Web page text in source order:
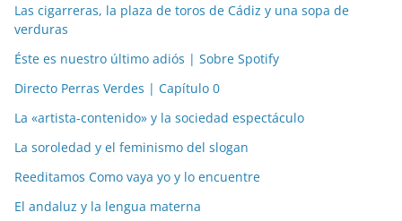
Las cigarreras, la plaza de toros de Cádiz y una sopa de
verduras
Éste es nuestro último adiós | Sobre Spotify
Directo Perras Verdes | Capítulo 0
La «artista-contenido» y la sociedad espectáculo
La soroledad y el feminismo del slogan
Reeditamos Como vaya yo y lo encuentre
El andaluz y la lengua materna